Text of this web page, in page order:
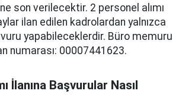
son verilecektir. 2 personel alımı
ilan edilen kadrolardan yalnızca
yapabileceklerdir. Büro memuru
numarası: 00007441623.
İlanına Başvurular Nasıl